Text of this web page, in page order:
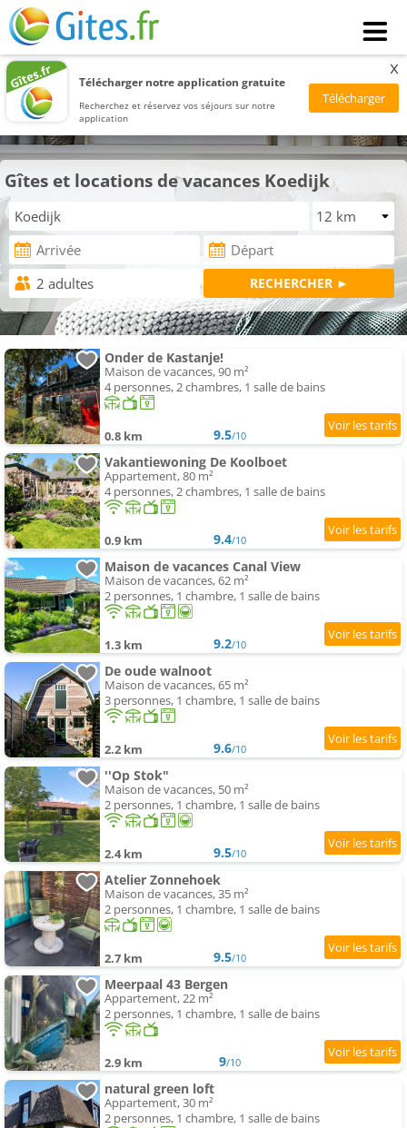
Télécharger notre application gratuite
Recherchez et réservez vos séjours sur notre
application
x
Gîtes et locations de vacances Koedijk
Onder de Kastanje!
Maison de vacances, 90 m²
4 personnes, 2 chambres, 1 salle de bains
0.8 km 9.5/10
Vakantiewoning De Koolboet
Appartement, 80 m²
4 personnes, 2 chambres, 1 salle de bains
0.9 km 9.4/10
Maison de vacances Canal View
Maison de vacances, 62 m²
2 personnes, 1 chambre, 1 salle de bains
1.3 km 9.2/10
De oude walnoot
Maison de vacances, 65 m²
3 personnes, 1 chambre, 1 salle de bains
2.2 km 9.6/10
''Op Stok"
Maison de vacances, 50 m²
2 personnes, 1 chambre, 1 salle de bains
2.4 km 9.5/10
Atelier Zonnehoek
Maison de vacances, 35 m²
2 personnes, 1 chambre, 1 salle de bains
2.7 km 9.5/10
Meerpaal 43 Bergen
Appartement, 22 m²
2 personnes, 1 chambre, 1 salle de bains
2.9 km 9/10
natural green loft
Appartement, 30 m²
2 personnes, 1 chambre, 1 salle de bains